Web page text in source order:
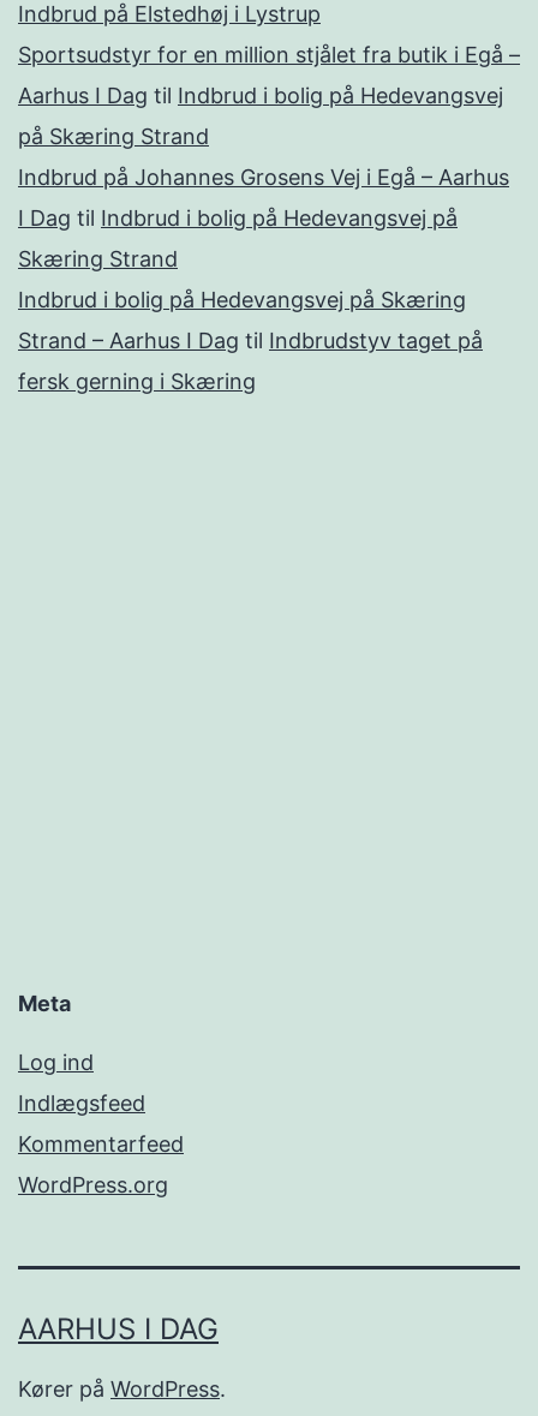
Indbrud på Elstedhøj i Lystrup
Sportsudstyr for en million stjålet fra butik i Egå –
Aarhus I Dag til Indbrud i bolig på Hedevangsvej
på Skæring Strand
Indbrud på Johannes Grosens Vej i Egå – Aarhus
I Dag til Indbrud i bolig på Hedevangsvej på
Skæring Strand
Indbrud i bolig på Hedevangsvej på Skæring
Strand – Aarhus I Dag til Indbrudstyv taget på
fersk gerning i Skæring
Meta
Log ind
Indlægsfeed
Kommentarfeed
WordPress.org
AARHUS I DAG
Kører på WordPress.